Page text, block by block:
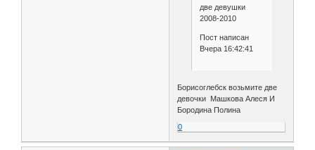
две девушки
2008-2010
Пост написан
Вчера 16:42:41
Борисоглебск возьмите две
девочки Машкова Алеся И
Бородина Полина
0